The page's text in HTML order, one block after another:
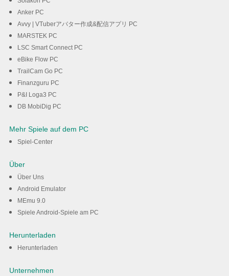
Anker PC
Avvy | VTuberアバター作成&配信アプリ PC
MARSTEK PC
LSC Smart Connect PC
eBike Flow PC
TrailCam Go PC
Finanzguru PC
P&I Loga3 PC
DB MobiDig PC
Mehr Spiele auf dem PC
Spiel-Center
Über
Über Uns
Android Emulator
MEmu 9.0
Spiele Android-Spiele am PC
Herunterladen
Herunterladen
Unternehmen